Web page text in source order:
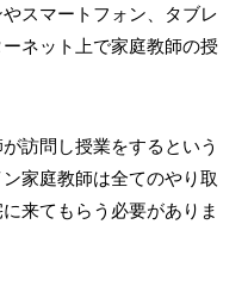
スマートフォン、タブレ
ネット上で家庭教師の授
訪問し授業をするという
家庭教師は全てのやり取
来てもらう必要がありま